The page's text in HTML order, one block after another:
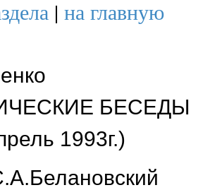
| на главную
БЕСЕДЫ
1993г.)